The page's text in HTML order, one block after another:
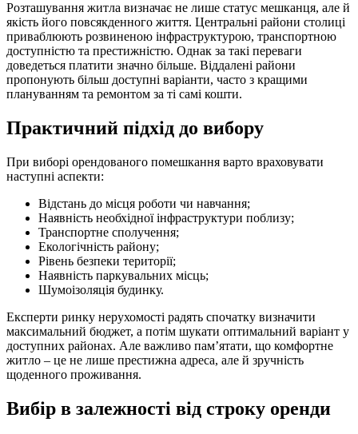
Розташування житла визначає не лише статус мешканця, але й
якість його повсякденного життя. Центральні райони столиці
приваблюють розвиненою інфраструктурою, транспортною
доступністю та престижністю. Однак за такі переваги
доведеться платити значно більше. Віддалені райони
пропонують більш доступні варіанти, часто з кращими
плануванням та ремонтом за ті самі кошти.
Практичний підхід до вибору
При виборі орендованого помешкання варто враховувати
наступні аспекти:
Відстань до місця роботи чи навчання;
Наявність необхідної інфраструктури поблизу;
Транспортне сполучення;
Екологічність району;
Рівень безпеки території;
Наявність паркувальних місць;
Шумоізоляція будинку.
Експерти ринку нерухомості радять спочатку визначити
максимальний бюджет, а потім шукати оптимальний варіант у
доступних районах. Але важливо пам’ятати, що комфортне
житло – це не лише престижна адреса, але й зручність
щоденного проживання.
Вибір в залежності від строку оренди